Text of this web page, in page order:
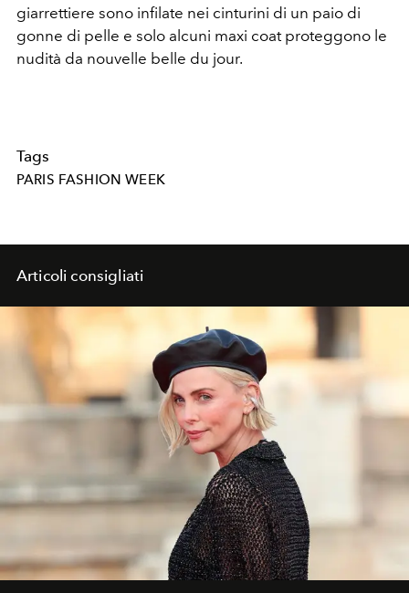
giarrettiere sono infilate nei cinturini di un paio di
gonne di pelle e solo alcuni maxi coat proteggono le
nudità da nouvelle belle du jour.
Tags
PARIS FASHION WEEK
Articoli consigliati